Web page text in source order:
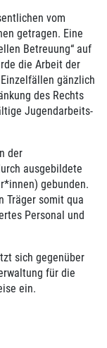
vom
getragen. Eine
Betreuung“ auf
die Arbeit der
gänzlich
des Rechts
Jugendarbeits-
der
ausgebildete
gebunden.
Träger somit qua
Personal und
sich gegenüber
für die
ein.